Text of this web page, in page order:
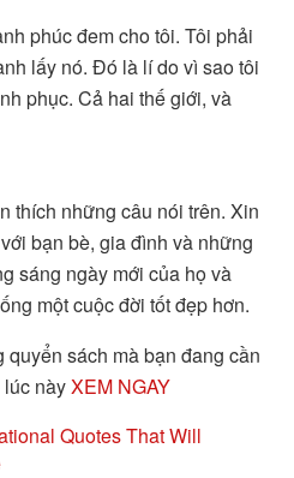
phúc đem cho tôi. Tôi phải
lấy nó. Đó là lí do vì sao tôi
phục. Cả hai thế giới, và
thích những câu nói trên. Xin
bạn bè, gia đình và những
sáng ngày mới của họ và
một cuộc đời tốt đẹp hơn.
sách mà bạn đang cần
nàyXEM NGAY
Quotes That Will